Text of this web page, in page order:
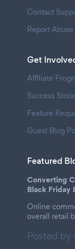
Contact
Report Abuse
Get
Affiliate
Success
Feature
Guest Blog
Featured
Converting
Black Friday
Online
overall retail
Posted by